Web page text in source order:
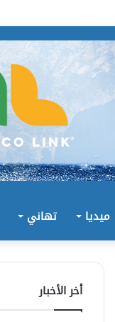
ميديا تهاني
أخر الأخبار